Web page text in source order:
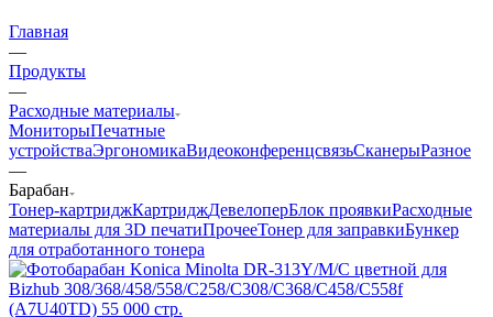
Главная
—
Продукты
—
Расходные материалы
МониторыПечатные
устройстваЭргономикаВидеоконференцсвязьСканерыРазное
—
Барабан
Тонер-картриджКартриджДевелоперБлок проявкиРасходные
материалы для 3D печатиПрочееТонер для заправкиБункер
для отработанного тонера